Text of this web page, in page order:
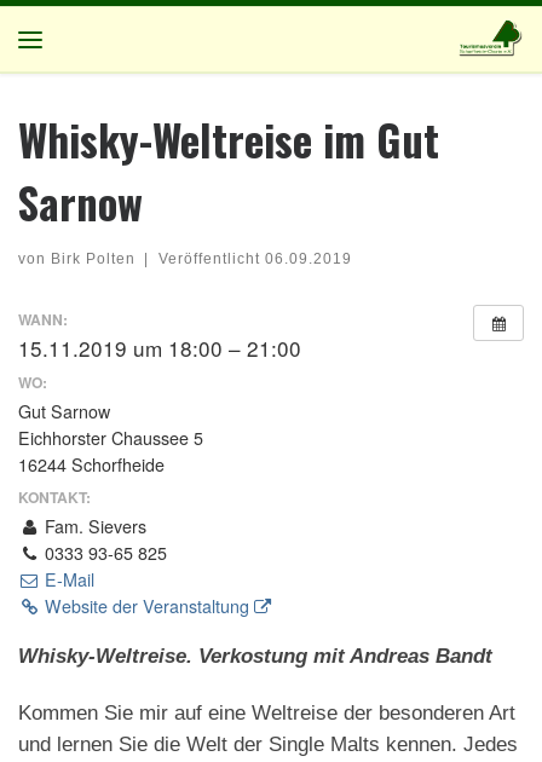
Zum Inhalt springen
Whisky-Weltreise im Gut
Sarnow
von Birk Polten | Veröffentlicht 06.09.2019
WANN:
15.11.2019 um 18:00 – 21:00
WO:
Gut Sarnow
Eichhorster Chaussee 5
16244 Schorfheide
KONTAKT:
Fam. Sievers
0333 93-65 825
E-Mail
Website der Veranstaltung
Whisky-Weltreise. Verkostung mit Andreas Bandt
Kommen Sie mir auf eine Weltreise der besonderen Art
und lernen Sie die Welt der Single Malts kennen. Jedes